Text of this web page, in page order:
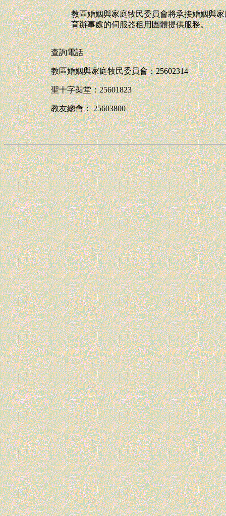
教區婚姻與家庭牧民委員會將承接婚姻與
育辦事處的伺服器租用團體提供服務。
查詢電話
教區婚姻與家庭牧民委員會：25602314
聖十字架堂：25601823
教友總會： 25603800